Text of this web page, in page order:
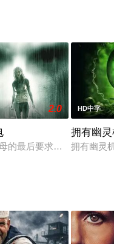
尔·吉普森,卡西厄斯·
机免费观看高清无删
更多剧情信息可移步
了解。
个儿子回到原来的住所
2.0
的最后要求，不情愿的卡
HD中字
拥有幽
拥有幽灵